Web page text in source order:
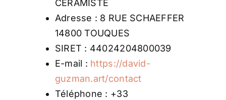
CERAMISTE
Adresse : 8 RUE SCHAEFFER
14800 TOUQUES
SIRET : 44024204800039
E-mail : https://david-
guzman.art/contact
Téléphone : +33